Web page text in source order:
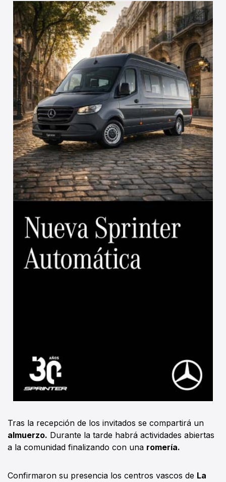
Tras la recepción de los invitados se compartirá un
almuerzo. Durante la tarde habrá actividades abiertas
a la comunidad finalizando con una romería.
Confirmaron su presencia los centros vascos de La